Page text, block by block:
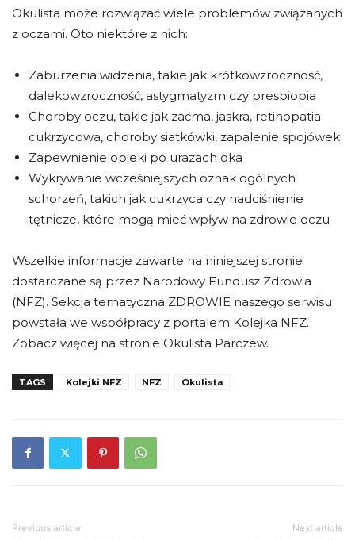
Okulista może rozwiązać wiele problemów związanych
z oczami. Oto niektóre z nich:
Zaburzenia widzenia, takie jak krótkowzroczność,
dalekowzroczność, astygmatyzm czy presbiopia
Choroby oczu, takie jak zaćma, jaskra, retinopatia
cukrzycowa, choroby siatkówki, zapalenie spojówek
Zapewnienie opieki po urazach oka
Wykrywanie wcześniejszych oznak ogólnych
schorzeń, takich jak cukrzyca czy nadciśnienie
tętnicze, które mogą mieć wpływ na zdrowie oczu
Wszelkie informacje zawarte na niniejszej stronie
dostarczane są przez Narodowy Fundusz Zdrowia
(NFZ). Sekcja tematyczna ZDROWIE naszego serwisu
powstała we współpracy z portalem Kolejka NFZ.
Zobacz więcej na stronie Okulista Parczew.
TAGS Kolejki NFZ NFZ Okulista
Previous article Next article